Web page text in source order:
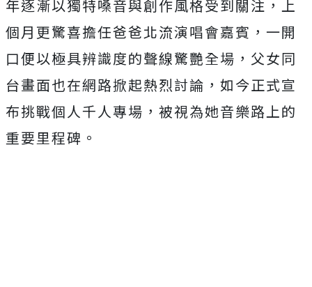
年逐漸以獨特嗓音與創作風格受到關注， 上
個月更驚喜擔任爸爸北流演唱會嘉賓， 一開
口便以極具辨識度的聲線驚艷全場， 父女同
台畫面也在網路掀起熱烈討論， 如今正式宣
布挑戰個人千人專場，被視為她音樂路上的
重要里程碑。